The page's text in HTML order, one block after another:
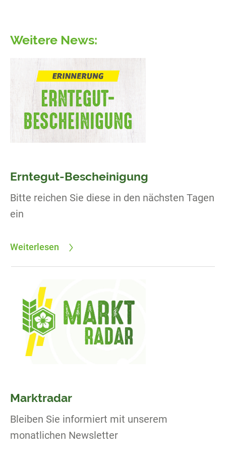
Weitere News:
Erntegut-Bescheinigung
Bitte reichen Sie diese in den nächsten Tagen
ein
Weiterlesen
Marktradar
Bleiben Sie informiert mit unserem
monatlichen Newsletter